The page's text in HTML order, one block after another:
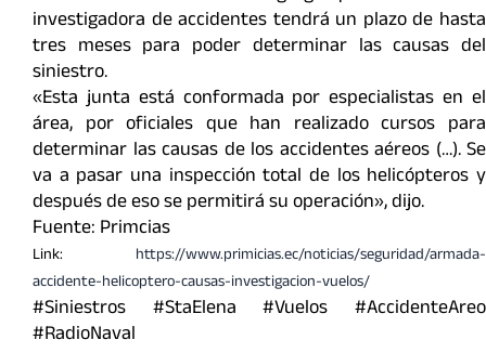
investigadora de accidentes tendrá un plazo de hasta
tres meses para poder determinar las causas del
siniestro.
«Esta junta está conformada por especialistas en el
área, por oficiales que han realizado cursos para
determinar las causas de los accidentes aéreos (…). Se
va a pasar una inspección total de los helicópteros y
después de eso se permitirá su operación», dijo.
Fuente: Primcias
Link: https://www.primicias.ec/noticias/seguridad/armada-
accidente-helicoptero-causas-investigacion-vuelos/
#Siniestros #StaElena #Vuelos #AccidenteAreo
#RadioNaval